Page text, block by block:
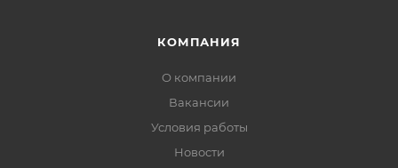
КОМПАНИЯ
О компании
Вакансии
Условия работы
Новости